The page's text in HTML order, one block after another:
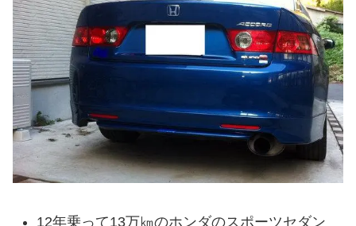
12年乗って13万㎞のホンダのスポーツセダン